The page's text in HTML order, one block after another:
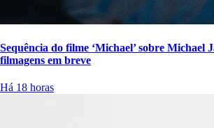
Sequência do filme ‘Michael’ sobre Michael
filmagens em breve
Há 18 horas